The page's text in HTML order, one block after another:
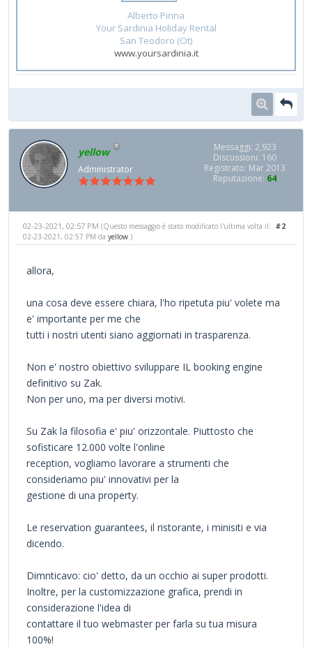
Alberto Pinna
Your Sardinia Holiday Rental
San Teodoro (Ot)
www.yoursardinia.it
yellow
Administrator
Messaggi: 2,923
Discussioni: 160
Registrato: Mar 2013
Reputazione: 64
#2
02-23-2021, 02:57 PM (Questo messaggio è stato modificato l'ultima volta il:
02-23-2021, 02:57 PM da yellow.)
allora,
una cosa deve essere chiara, l'ho ripetuta piu' volete ma
e' importante per me che
tutti i nostri utenti siano aggiornati in trasparenza.
Non e' nostro obiettivo sviluppare IL booking engine
definitivo su Zak.
Non per uno, ma per diversi motivi.
Su Zak la filosofia e' piu' orizzontale. Piuttosto che
sofisticare 12.000 volte l'online
reception, vogliamo lavorare a strumenti che
consideriamo piu' innovativi per la
gestione di una property.
Le reservation guarantees, il ristorante, i minisiti e via
dicendo.
Dimnticavo: cio' detto, da un occhio ai super prodotti.
Inoltre, per la customizzazione grafica, prendi in
considerazione l'idea di
contattare il tuo webmaster per farla su tua misura
100%!